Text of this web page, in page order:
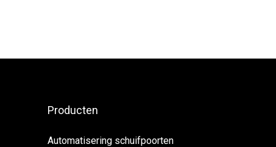
Producten
Automatisering schuifpoorten